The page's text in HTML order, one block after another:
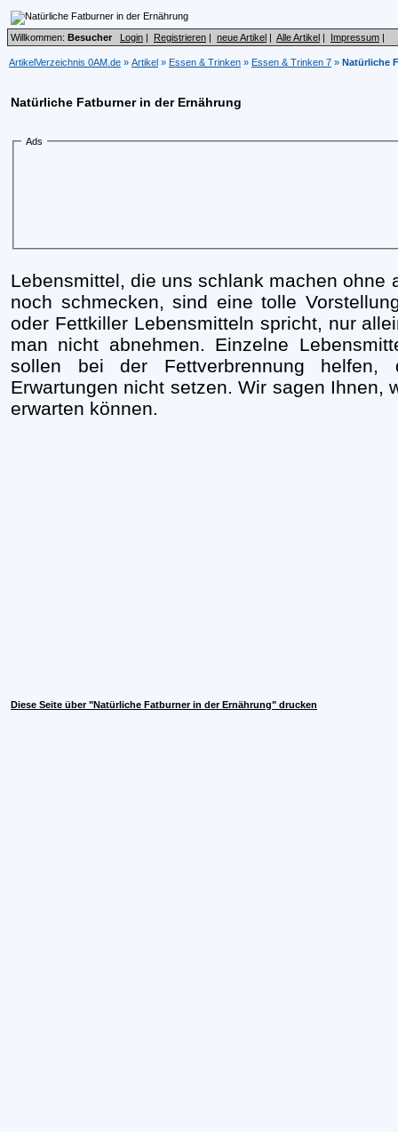
Willkommen: Besucher Login | Registrieren | neue Artikel | Alle Artikel | Impressum |
ArtikelVerzeichnis 0AM.de » Artikel » Essen & Trinken » Essen & Trinken 7 » Natürliche
Natürliche Fatburner in der Ernährung
Ads
Lebensmittel, die uns schlank machen ohne
noch schmecken, sind eine tolle
oder Fettkiller Lebensmitteln spricht, nur
man nicht abnehmen. Einzelne
sollen bei der Fettverbrennung
Erwartungen nicht setzen. Wir sagen Ihnen,
erwarten können.
Diese Seite über "Natürliche Fatburner in der Ernährung" drucken